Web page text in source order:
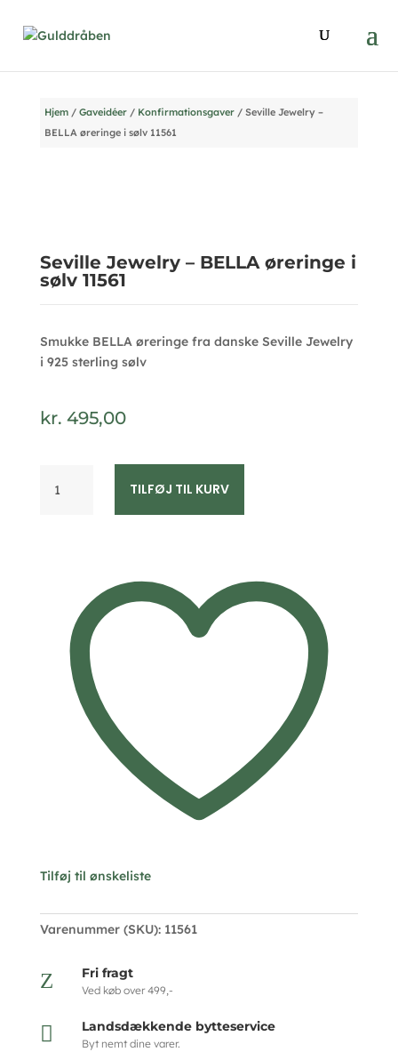
Hjem/ Gaveidéer/ Konfirmationsgaver/ Seville Jewelry –
BELLA øreringe i sølv 11561
Seville Jewelry – BELLA øreringe i
sølv 11561
Smukke BELLA øreringe fra danske Seville Jewelry
i 925 sterling sølv
kr. 495,00
Jewelry
antal
TILFØJ TIL KURV
Tilføj til ønskeliste
Varenummer (SKU): 11561
Z Fri fragt
Ved køb over 499,-
 Landsdækkende bytteservice
Byt nemt dine varer.